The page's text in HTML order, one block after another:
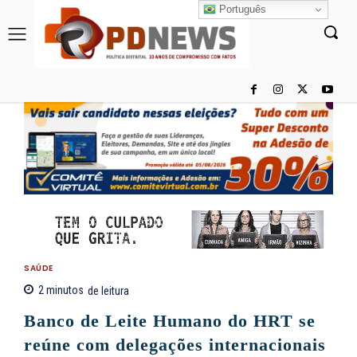
SAÚDE
2minutos de leitura
Banco de Leite Humano do HRT se
reúne com delegações internacionais
Português